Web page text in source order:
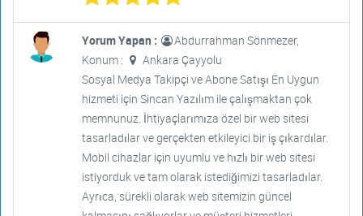
Yorum Yapan :
Abdurrahman Sönmezer,
Konum :
Ankara Çayyolu
Sosyal Medya Takipçi ve Abone Satışı En Uygun
hizmeti için Sincan Yazılım ile çalışmaktan çok
memnunuz. İhtiyaçlarımıza özel bir web sitesi
tasarladılar ve gerçekten etkileyici bir iş çıkardılar.
Mobil cihazlar için uyumlu ve hızlı bir web sitesi
istiyorduk ve tam olarak istediğimizi tasarladılar.
Ayrıca, sürekli olarak web sitemizin güncel